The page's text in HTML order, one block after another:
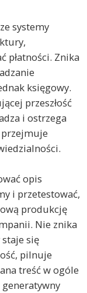
systemy
płatności. Znika
księgowy.
przeszłość
i ostrzega
opis
i przetestować,
produkcję
Nie znika
się
pilnuje
treść w ogóle